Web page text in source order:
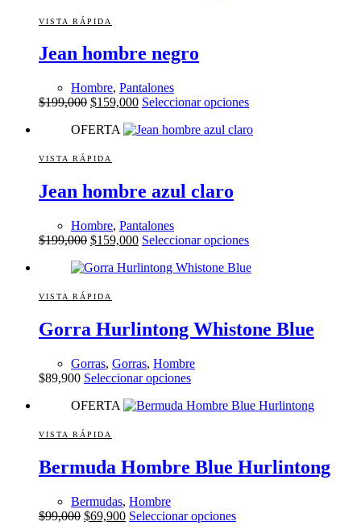
VISTA RÁPIDA
Jean hombre negro
Hombre, Pantalones
$199,000 El
original
$199,000.
$159,000El
actual
Seleccionar opcionesEste
tiene
en
página
OFERTA
VISTA RÁPIDA
Jean hombre azul claro
Hombre, Pantalones
$199,000 El
original
$199,000.
$159,000El
actual
Seleccionar opcionesEste
tiene
opciones
se
página
VISTA RÁPIDA
Gorra Hurlintong Whistone Blue
Gorras, Gorras, Hombre
$89,900 Seleccionar opcionesEste
tiene
opciones
se
en
OFERTA
VISTA RÁPIDA
Bermuda Hombre Blue Hurlintong
Bermudas, Hombre
$99,000 El
$69,900ElSeleccionar opcionesEste